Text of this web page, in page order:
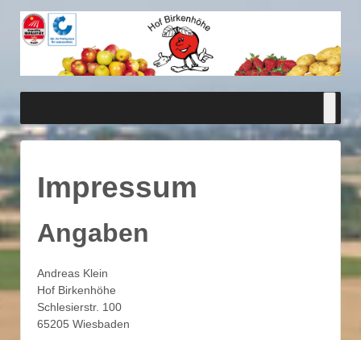
Impressum
Angaben
Andreas Klein
Hof Birkenhöhe
Schlesierstr. 100
65205 Wiesbaden